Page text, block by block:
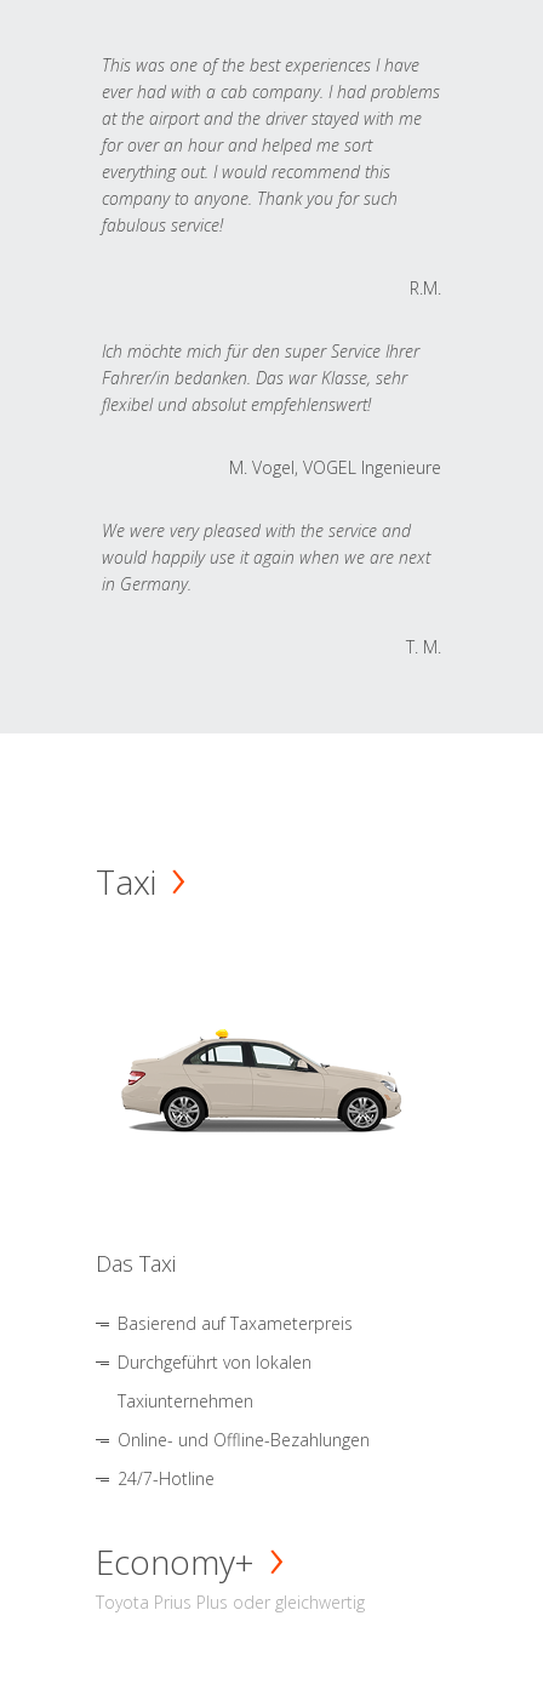
This was one of the best experiences I have
ever had with a cab company. I had problems
at the airport and the driver stayed with me
for over an hour and helped me sort
everything out. I would recommend this
company to anyone. Thank you for such
fabulous service!
R.M.
Ich möchte mich für den super Service Ihrer
Fahrer/in bedanken. Das war Klasse, sehr
flexibel und absolut empfehlenswert!
M. Vogel, VOGEL Ingenieure
We were very pleased with the service and
would happily use it again when we are next
in Germany.
T. M.
Taxi
Das Taxi
Basierend auf Taxameterpreis
Durchgeführt von lokalen
Taxiunternehmen
Online- und Offline-Bezahlungen
24/7-Hotline
Economy+
Toyota Prius Plus oder gleichwertig